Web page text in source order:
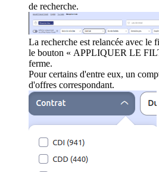
de recherche.
La recherche est relancée avec le
le bouton « APPLIQUER LE
ferme.
Pour certains d'entre eux, un
d'offres correspondant.